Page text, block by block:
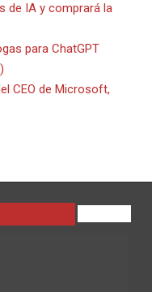
de IA y comprará la
para ChatGPT
CEO de Microsoft,